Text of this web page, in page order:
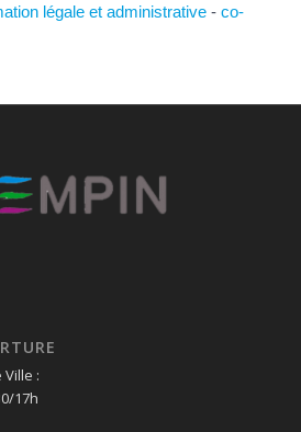
légale et administrative- co-
:
17h